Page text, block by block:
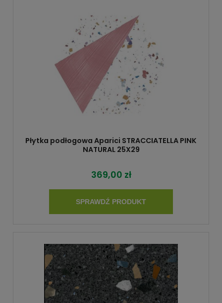
Płytka podłogowa Aparici STRACCIATELLA PINK
NATURAL 25X29
369,00 zł
SPRAWDŹ PRODUKT